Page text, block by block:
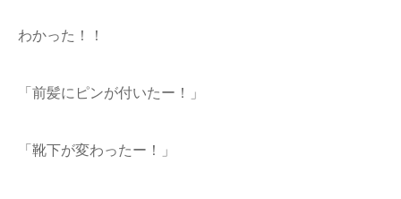
わかった！！
「前髪にピンが付いたー！」
「靴下が変わったー！」